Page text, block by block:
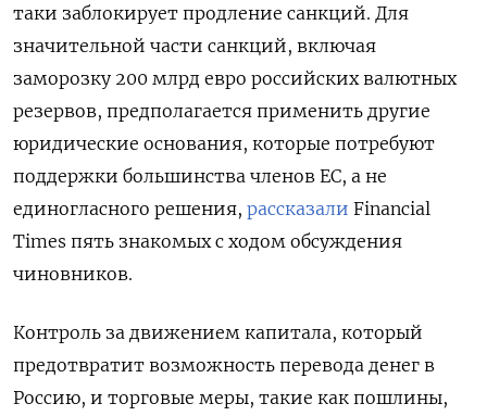
таки заблокирует продление санкций. Для
значительной части санкций, включая
заморозку 200 млрд евро российских валютных
резервов, предполагается применить другие
юридические основания, которые потребуют
поддержки большинства членов ЕС, а не
единогласного решения, рассказали Financial
Times пять знакомых с ходом обсуждения
чиновников.
Контроль за движением капитала, который
предотвратит возможность перевода денег в
Россию, и торговые меры, такие как пошлины,